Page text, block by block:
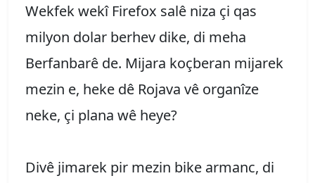
Wekfek wekî Firefox salê niza çi qas
milyon dolar berhev dike, di meha
Berfanbarê de. Mijara koçberan mijarek
mezin e, heke dê Rojava vê organîze
neke, çi plana wê heye?
Divê jimarek pir mezin bike armanc, di